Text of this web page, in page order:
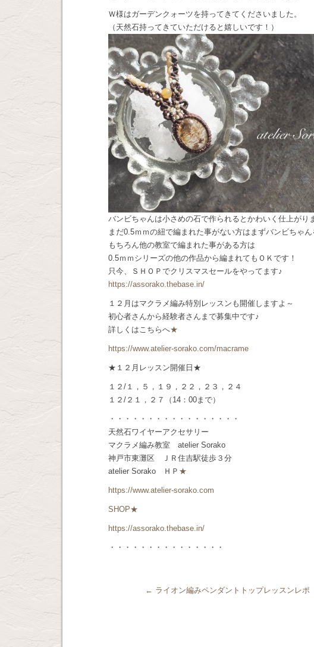
Ｗ様はガーデンクォーツを持ってきてくださいました。
（天然石持ってきていただけると嬉しいです！）
バンビちゃんは小さめの石で作られるとかわいく仕上がり
まだ0.5ｍｍの紐で編まれた事がない方はまずバンビちゃん
もちろん他の教室で編まれた事がある方は
0.5ｍｍシリーズの他の作品から編まれてもＯＫです！
只今、ＳＨＯＰでクリスマスセールをやってます♪
https://assorako.thebase.in/
１２月はマクラメ編み特別レッスンも開催しますよ～
初心者さんから経験者さんまで募集中です♪
詳しくはこちらへ★
https://www.atelier-sorako.com/macrame
★１２月レッスン開催日★
１２/１，５，１９，２２，２３，２４
１２/２１，２７（14：00まで）
・・・・・・・・・・・・・・・・・
天然石ワイヤーアクセサリー
マクラメ編み教室 atelier Sorako
神戸市東灘区 ＪＲ住吉駅徒歩３分
atelier Sorako ＨＰ ★
https://www.atelier-sorako.com
SHOP★
https://assorako.thebase.in/
・・・・・・・・・・・・・・・
← ライオン編みペンダントトップレッスンレポ